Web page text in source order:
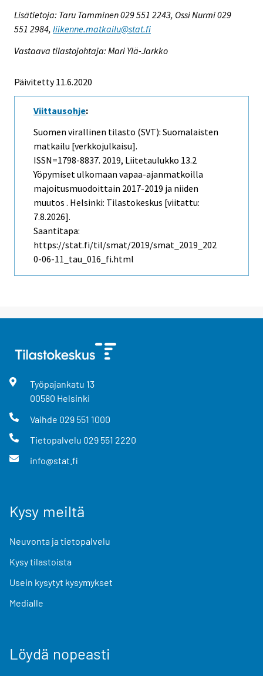
Lisätietoja: Taru Tamminen 029 551 2243, Ossi Nurmi 029
551 2984, liikenne.matkailu@stat.fi
Vastaava tilastojohtaja: Mari Ylä-Jarkko
Päivitetty 11.6.2020
Viittausohje:
Suomen virallinen tilasto (SVT): Suomalaisten
matkailu [verkkojulkaisu].
ISSN=1798-8837. 2019, Liitetaulukko 13.2
Yöpymiset ulkomaan vapaa-ajanmatkoilla
majoitusmuodoittain 2017-2019 ja niiden
muutos . Helsinki: Tilastokeskus [viitattu:
7.8.2026].
Saantitapa:
https://stat.fi/til/smat/2019/smat_2019_202
0-06-11_tau_016_fi.html
Työpajankatu 13
00580 Helsinki
Vaihde 029 551 1000
Tietopalvelu 029 551 2220
info@stat.fi
Kysy meiltä
Neuvonta ja tietopalvelu
Kysy tilastoista
Usein kysytyt kysymykset
Medialle
Löydä nopeasti